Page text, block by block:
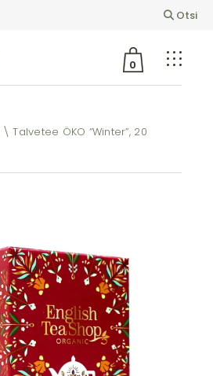
Otsi
0
Talvetee ÖKO “Winter”, 20